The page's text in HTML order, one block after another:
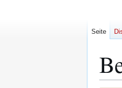
Seite